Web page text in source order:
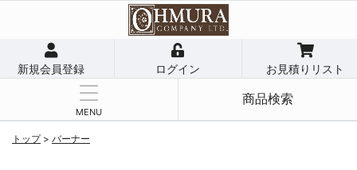
新規会員登録 ログイン お見積りリスト
MENU
商品検索
トップ> バーナー